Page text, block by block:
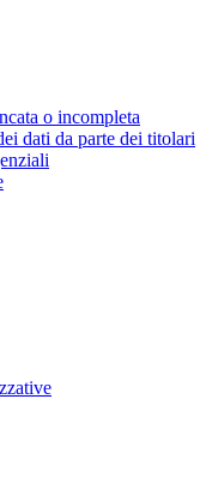
o incompleta
dati da parte dei titolari